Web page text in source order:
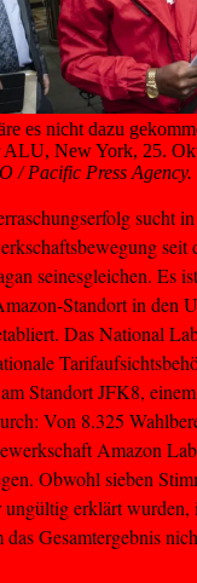
es nicht dazu
ALU, New York, 25.
/ Pacific Press Agency.
sucht
seit
seinesgleichen. Es
Standort in den
Das National
Standort JFK8,
Von 8.325
Amazon
Obwohl sieben
erklärt wurden,
Gesamtergebnis